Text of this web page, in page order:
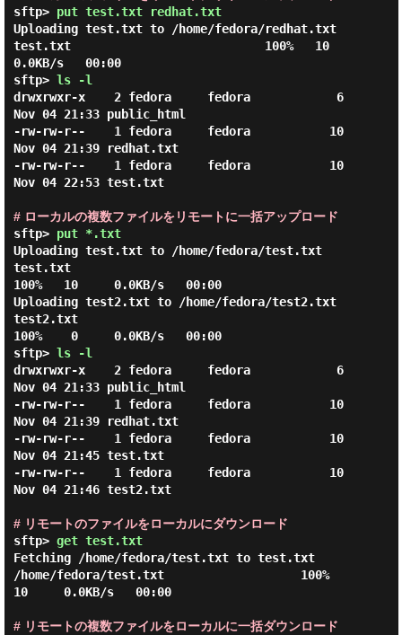
sftp> put test.txt redhat.txt
Uploading test.txt to /home/fedora/redhat.txt
test.txt                           100%   10
0.0KB/s   00:00
sftp> ls -l
drwxrwxr-x    2 fedora     fedora            6
Nov 04 21:33 public_html
-rw-rw-r--    1 fedora     fedora           10
Nov 04 21:39 redhat.txt
-rw-rw-r--    1 fedora     fedora           10
Nov 04 22:53 test.txt
# ローカルの複数ファイルをリモートに一括アップロード
sftp> put *.txt
Uploading test.txt to /home/fedora/test.txt
test.txt
100%   10     0.0KB/s   00:00
Uploading test2.txt to /home/fedora/test2.txt
test2.txt
100%    0     0.0KB/s   00:00
sftp> ls -l
drwxrwxr-x    2 fedora     fedora            6
Nov 04 21:33 public_html
-rw-rw-r--    1 fedora     fedora           10
Nov 04 21:39 redhat.txt
-rw-rw-r--    1 fedora     fedora           10
Nov 04 21:45 test.txt
-rw-rw-r--    1 fedora     fedora           10
Nov 04 21:46 test2.txt
# リモートのファイルをローカルにダウンロード
sftp> get test.txt
Fetching /home/fedora/test.txt to test.txt
/home/fedora/test.txt                   100%
10     0.0KB/s   00:00
# リモートの複数ファイルをローカルに一括ダウンロード